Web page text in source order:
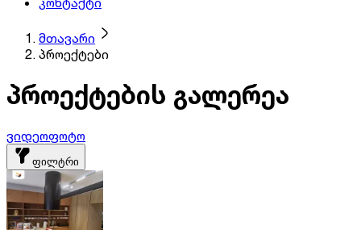
მთავარი
პროექტები
პროექტების გალერეა
ვიდეოფოტო
ფილტრი